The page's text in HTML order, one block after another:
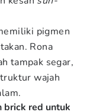
pigmen
Rona
tampak segar,
wajah
brick red untuk